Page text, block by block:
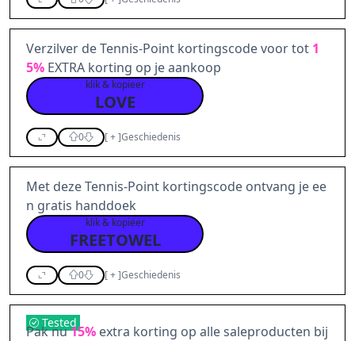
Verzilver de Tennis-Point kortingscode voor tot 1
5% EXTRA korting op je aankoop
klik & kopieer
LOVE
0 [+]Geschiedenis
Met deze Tennis-Point kortingscode ontvang je ee
n gratis handdoek
klik & kopieer
FREETOWEL
0 [+]Geschiedenis
Tested
Pak nu15% extra korting op alle saleproducten bij